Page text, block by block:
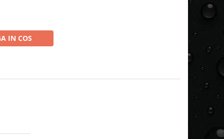
IN COS